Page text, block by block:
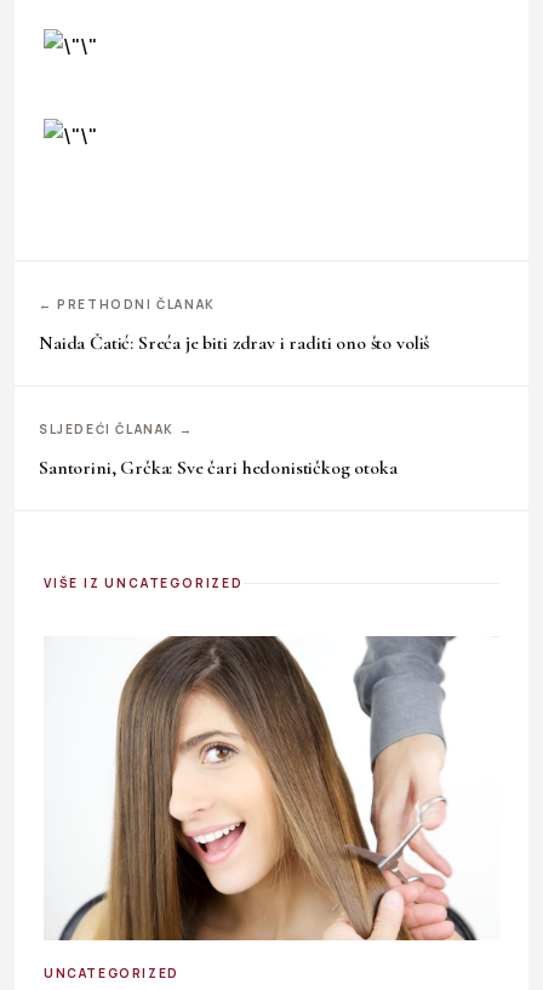
← PRETHODNI ČLANAK
Naida Čatić: Sreća je biti zdrav i raditi ono što voliš
SLJEDEĆI ČLANAK →
Santorini, Grčka: Sve čari hedonističkog otoka
VIŠE IZ UNCATEGORIZED
UNCATEGORIZED